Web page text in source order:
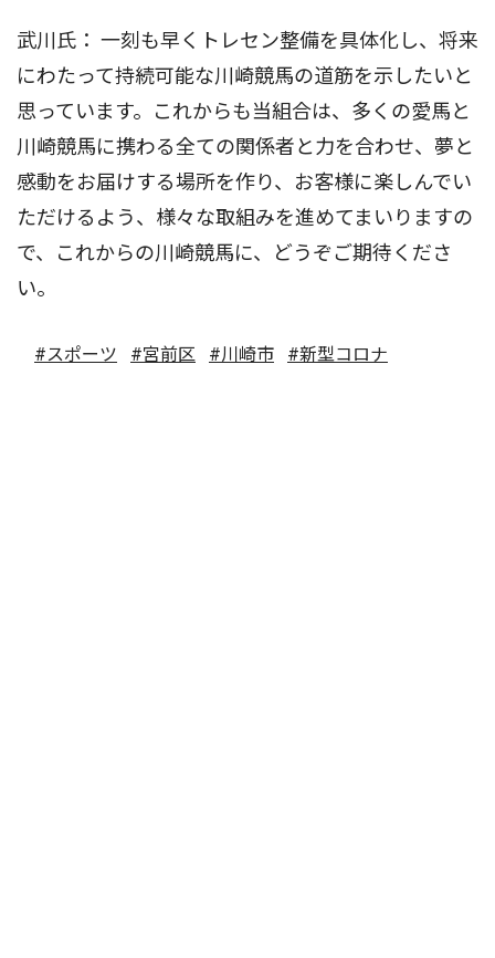
武川氏： 一刻も早くトレセン整備を具体化し、将来
にわたって持続可能な川崎競馬の道筋を示したいと
思っています。これからも当組合は、多くの愛馬と
川崎競馬に携わる全ての関係者と力を合わせ、夢と
感動をお届けする場所を作り、お客様に楽しんでい
ただけるよう、様々な取組みを進めてまいりますの
で、これからの川崎競馬に、どうぞご期待くださ
い。
#スポーツ #宮前区 #川崎市 #新型コロナ